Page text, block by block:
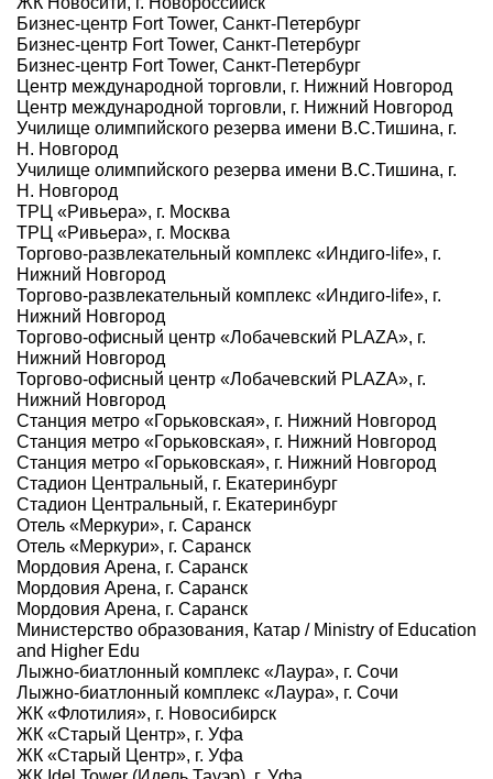
Бизнес-центр Fort Tower, Санкт-Петербург
Бизнес-центр Fort Tower, Санкт-Петербург
Бизнес-центр Fort Tower, Санкт-Петербург
Центр международной торговли, г. Нижний Новгород
Центр международной торговли, г. Нижний Новгород
Училище олимпийского резерва имени В.С.Тишина, г.
Н. Новгород
Училище олимпийского резерва имени В.С.Тишина, г.
Н. Новгород
ТРЦ «Ривьера», г. Москва
ТРЦ «Ривьера», г. Москва
Торгово-развлекательный комплекс «Индиго-life», г.
Нижний Новгород
Торгово-развлекательный комплекс «Индиго-life», г.
Нижний Новгород
Торгово-офисный центр «Лобачевский PLAZA», г.
Нижний Новгород
Торгово-офисный центр «Лобачевский PLAZA», г.
Нижний Новгород
Станция метро «Горьковская», г. Нижний Новгород
Станция метро «Горьковская», г. Нижний Новгород
Станция метро «Горьковская», г. Нижний Новгород
Стадион Центральный, г. Екатеринбург
Стадион Центральный, г. Екатеринбург
Отель «Меркури», г. Саранск
Отель «Меркури», г. Саранск
Мордовия Арена, г. Саранск
Мордовия Арена, г. Саранск
Мордовия Арена, г. Саранск
Министерство образования, Катар / Ministry of Education
and Higher Edu
Лыжно-биатлонный комплекс «Лаура», г. Сочи
Лыжно-биатлонный комплекс «Лаура», г. Сочи
ЖК «Флотилия», г. Новосибирск
ЖК «Старый Центр», г. Уфа
ЖК «Старый Центр», г. Уфа